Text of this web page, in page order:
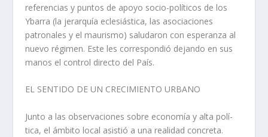
referencias y puntos de apoyo socio-polí­ticos de los
Ybarra (la jerarquí­a eclesiástica, las asociaciones
patronales y el maurismo) saludaron con esperanza al
nuevo régimen. Este les correspondió dejando en sus
manos el control directo del Paí­s.
EL SENTIDO DE UN CRECIMIENTO URBANO
Junto a las observaciones sobre economí­a y alta polí­
tica, el ámbito local asistió a una realidad concreta.